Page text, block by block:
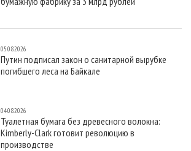
05.08.2026
Путин подписал закон о санитарной вырубке
погибшего леса на Байкале
04.08.2026
Туалетная бумага без древесного волокна:
Kimberly-Clark готовит революцию в
производстве